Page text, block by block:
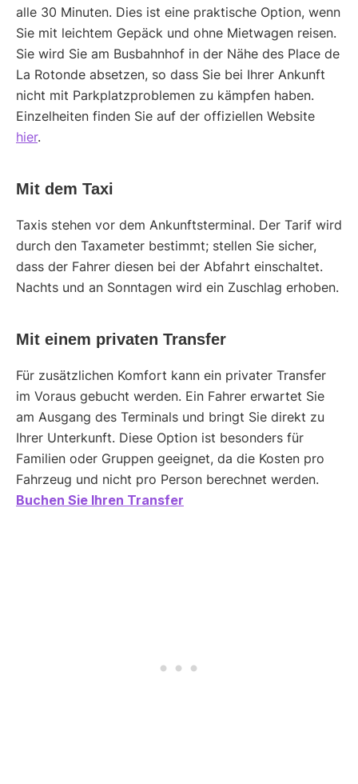
alle 30 Minuten. Dies ist eine praktische Option, wenn
Sie mit leichtem Gepäck und ohne Mietwagen reisen.
Sie wird Sie am Busbahnhof in der Nähe des Place de
La Rotonde absetzen, so dass Sie bei Ihrer Ankunft
nicht mit Parkplatzproblemen zu kämpfen haben.
Einzelheiten finden Sie auf der offiziellen Website
hier.
Mit dem Taxi
Taxis stehen vor dem Ankunftsterminal. Der Tarif wird
durch den Taxameter bestimmt; stellen Sie sicher,
dass der Fahrer diesen bei der Abfahrt einschaltet.
Nachts und an Sonntagen wird ein Zuschlag erhoben.
Mit einem privaten Transfer
Für zusätzlichen Komfort kann ein privater Transfer
im Voraus gebucht werden. Ein Fahrer erwartet Sie
am Ausgang des Terminals und bringt Sie direkt zu
Ihrer Unterkunft. Diese Option ist besonders für
Familien oder Gruppen geeignet, da die Kosten pro
Fahrzeug und nicht pro Person berechnet werden.
Buchen Sie Ihren Transfer